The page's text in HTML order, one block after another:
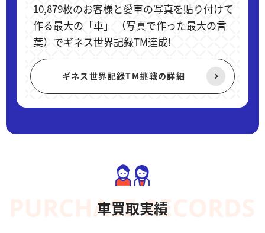
10,879枚のお客様と愛車の写真を貼り付けて
作る最大の「車」 （写真で作った最大の言
葉）でギネス世界記録TM達成!
ギネス世界記録TM挑戦の詳細
車買取実績